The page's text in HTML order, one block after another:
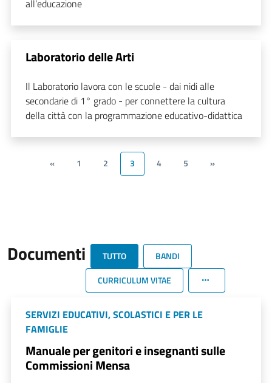
all’educazione
Laboratorio delle Arti
Il Laboratorio lavora con le scuole - dai nidi alle
secondarie di 1° grado - per connettere la cultura
della città con la programmazione educativo-didattica
« 1 2 3 4 5 »
Documenti TUTTO
BANDI
CURRICULUM VITAE
SERVIZI EDUCATIVI, SCOLASTICI E PER LE
FAMIGLIE
Manuale per genitori e insegnanti sulle
Commissioni Mensa